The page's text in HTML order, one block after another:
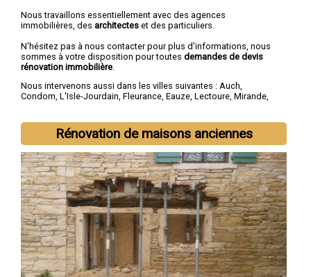
Nous travaillons essentiellement avec des agences
immobilières, des architectes et des particuliers.
N'hésitez pas à nous contacter pour plus d'informations, nous
sommes à votre disposition pour toutes demandes de devis
rénovation immobilière
Nous intervenons aussi dans les villes suivantes : Auch,
Condom, L'Isle-Jourdain, Fleurance, Eauze, Lectoure, Mirande,
Rénovation de maisons anciennes